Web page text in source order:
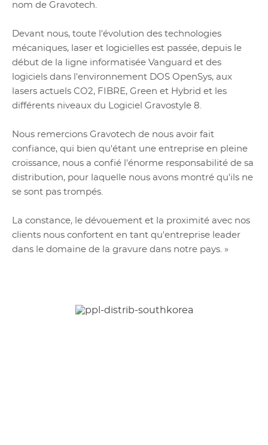
nom de Gravotech.
Devant nous, toute l'évolution des technologies
mécaniques, laser et logicielles est passée, depuis le
début de la ligne informatisée Vanguard et des
logiciels dans l'environnement DOS OpenSys, aux
lasers actuels CO2, FIBRE, Green et Hybrid et les
différents niveaux du Logiciel Gravostyle 8.
Nous remercions Gravotech de nous avoir fait
confiance, qui bien qu'étant une entreprise en pleine
croissance, nous a confié l'énorme responsabilité de sa
distribution, pour laquelle nous avons montré qu'ils ne
se sont pas trompés.
La constance, le dévouement et la proximité avec nos
clients nous confortent en tant qu'entreprise leader
dans le domaine de la gravure dans notre pays. »